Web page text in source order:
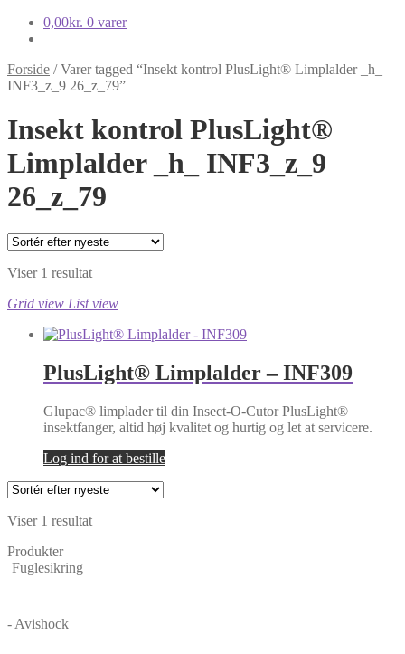
0,00kr. 0 varer
Forside /Varer tagged “Insekt kontrol PlusLight® Limplalder _h_
INF3_z_9 26_z_79”
Insekt kontrol PlusLight®
Limplalder _h_ INF3_z_9
26_z_79
Viser 1 resultat
Grid view List view
PlusLight® Limplalder – INF309
Glupac® limplader til din Insect-O-Cutor PlusLight®
insektfanger, altid høj kvalitet og hurtig og let at servicere.
Log ind for at bestille
Viser 1 resultat
Produkter
Fuglesikring
- Avishock